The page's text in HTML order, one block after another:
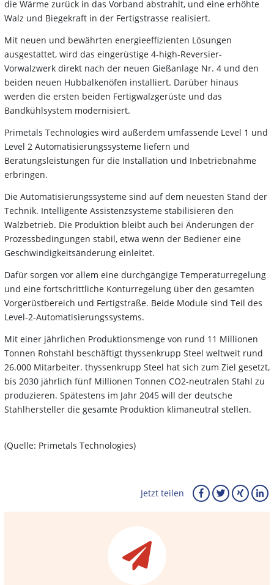
die Wärme zurück in das Vorband abstrahlt, und eine erhöhte
Walz und Biegekraft in der Fertigstrasse realisiert.
Mit neuen und bewährten energieeffizienten Lösungen
ausgestattet, wird das eingerüstige 4-high-Reversier-
Vorwalzwerk direkt nach der neuen Gießanlage Nr. 4 und den
beiden neuen Hubbalkenöfen installiert. Darüber hinaus
werden die ersten beiden Fertigwalzgerüste und das
Bandkühlsystem modernisiert.
Primetals Technologies wird außerdem umfassende Level 1 und
Level 2 Automatisierungssysteme liefern und
Beratungsleistungen für die Installation und Inbetriebnahme
erbringen.
Die Automatisierungssysteme sind auf dem neuesten Stand der
Technik. Intelligente Assistenzsysteme stabilisieren den
Walzbetrieb. Die Produktion bleibt auch bei Änderungen der
Prozessbedingungen stabil, etwa wenn der Bediener eine
Geschwindigkeitsänderung einleitet.
Dafür sorgen vor allem eine durchgängige Temperaturregelung
und eine fortschrittliche Konturregelung über den gesamten
Vorgerüstbereich und Fertigstraße. Beide Module sind Teil des
Level-2-Automatisierungssystems.
Mit einer jährlichen Produktionsmenge von rund 11 Millionen
Tonnen Rohstahl beschäftigt thyssenkrupp Steel weltweit rund
26.000 Mitarbeiter. thyssenkrupp Steel hat sich zum Ziel gesetzt,
bis 2030 jährlich fünf Millionen Tonnen CO2-neutralen Stahl zu
produzieren. Spätestens im Jahr 2045 will der deutsche
Stahlhersteller die gesamte Produktion klimaneutral stellen.
(Quelle: Primetals Technologies)
Jetzt teilen